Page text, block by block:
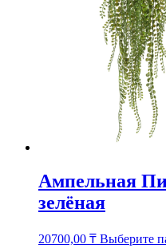
Ампельная
зелёная
20700,00 ₸ Выберите